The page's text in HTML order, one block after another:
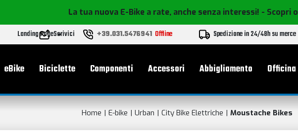
La tua nuova E-Bike a rate, anche senza interessi! - Scopri
Landing PageScrivici +39.031.5476941 Offline Spedizione in 24/48h su
principale
eBike Biciclette Componenti Accessori Abbigliamento Officina
Home E-bike Urban City Bike Elettriche Moustache Bikes